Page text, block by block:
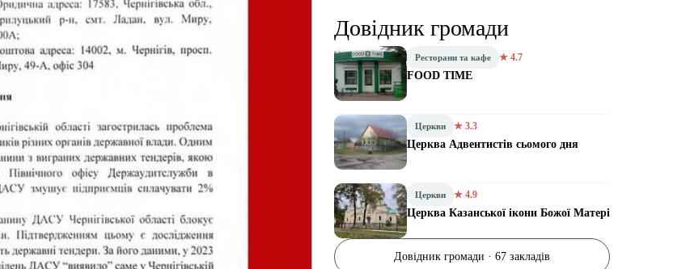
Довідник громади
Ресторани та кафе ★ 4.7
FOOD TIME
Церкви ★ 3.3
Церква Адвентистів сьомого дня
Церкви ★ 4.9
Церква Казанської ікони Божої Матері
Довідник громади · 67 закладів